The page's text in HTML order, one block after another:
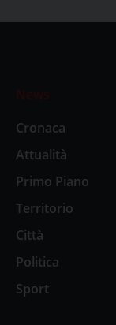
News
Cronaca
Attualità
Primo Piano
Territorio
Città
Politica
Sport